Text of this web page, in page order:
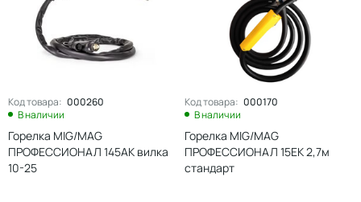
Код товара: 000260
В наличии
Горелка MIG/MAG
ПРОФЕССИОНАЛ 145АК вилка
10-25
Код товара: 000170
В наличии
Горелка MIG/MAG
ПРОФЕССИОНАЛ 15EК 2,7м
стандарт